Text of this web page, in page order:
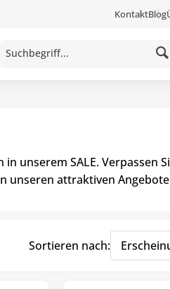
KontaktBlog
unserem SALE. Verpassen
unseren attraktiven
Sortieren nach: